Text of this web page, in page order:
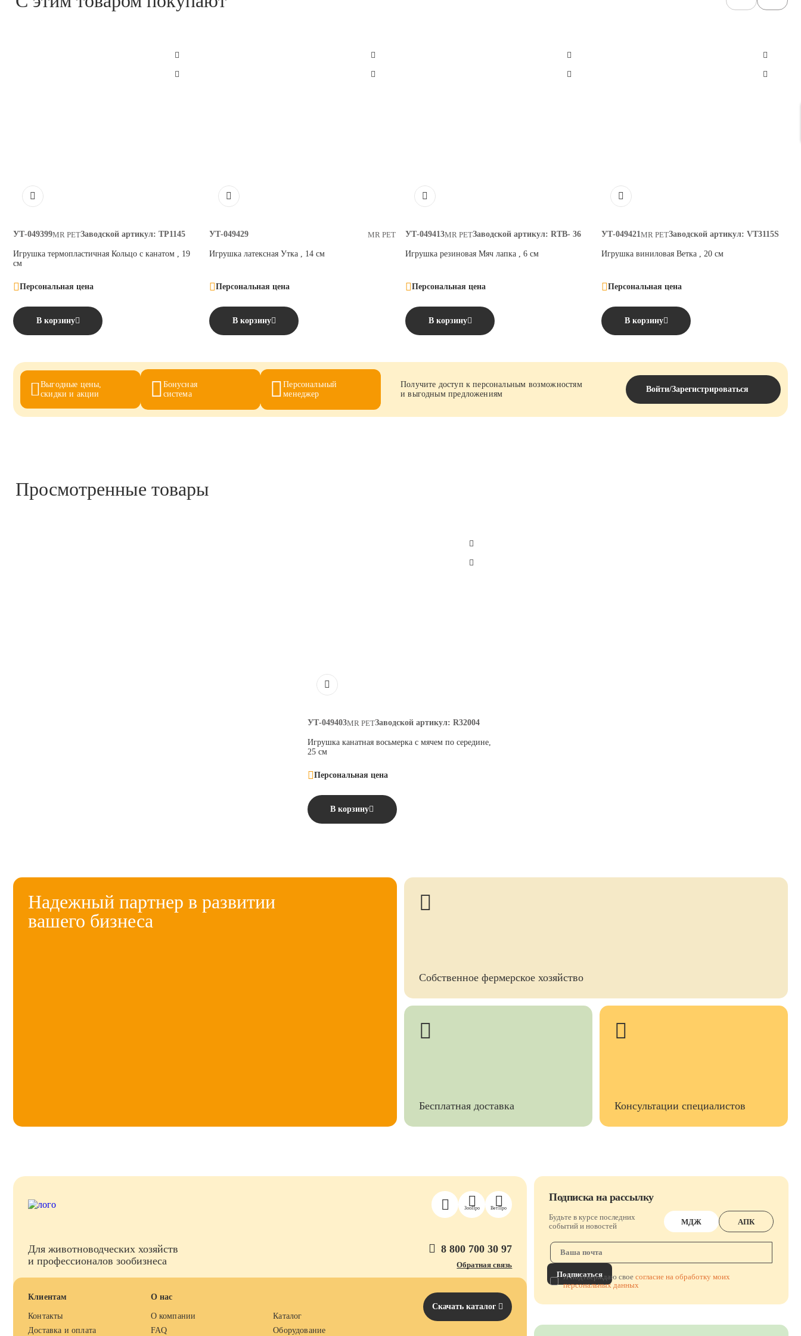
УТ-049399 Заводской артикул: TP1145
MR PET
Игрушка термопластичная Кольцо с канатом , 19
см
Персональная цена
В корзину
УТ-049429 MR PET
Игрушка латексная Утка , 14 см
Персональная цена
В корзину
УТ-049413 Заводской артикул: RTB- 36
MR PET
Игрушка резиновая Мяч лапка , 6 см
Персональная цена
В корзину
УТ-049421 Заводской артикул: VT3115S
MR PET
Игрушка виниловая Ветка , 20 см
Персональная цена
В корзину
Выгодные цены,
скидки и акции
Бонусная
система
Персональный
менеджер
Получите доступ к персональным возможностям
и выгодным предложениям
Войти/Зарегистрироваться
Просмотренные товары
УТ-049403 Заводской артикул: R32004
MR PET
Игрушка канатная восьмерка с мячем по середине,
25 см
Персональная цена
В корзину
Надежный партнер в развитии
вашего бизнеса
Собственное фермерское хозяйство
Бесплатная доставка Консультации специалистов
ЗооПро ВетПро
Для животноводческих хозяйств
и профессионалов зообизнеса
8 800 700 30 97
Обратная связь
Клиентам
Контакты
Доставка и оплата
О нас
О компании
FAQ
Каталог
Оборудование
Скачать каталог
Подписка на рассылку
Будьте в курсе последних
событий и новостей
МДЖ АПК
Подписаться
Я подтверждаю своесогласие на обработку моих
персональных данных